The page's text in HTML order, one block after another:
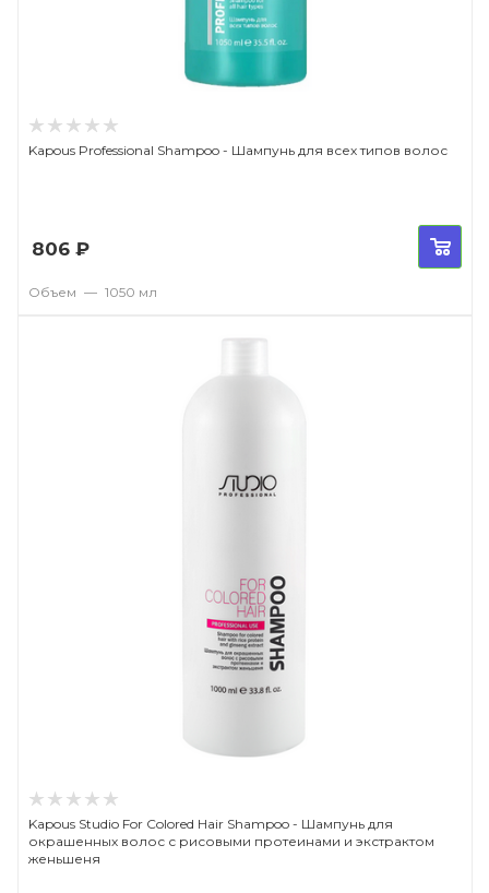
Kapous Professional Shampoo - Шампунь для всех типов волос
806 ₽
Объем — 1050 мл
Kapous Studio For Colored Hair Shampoo - Шампунь для
окрашенных волос с рисовыми протеинами и экстрактом
женьшеня